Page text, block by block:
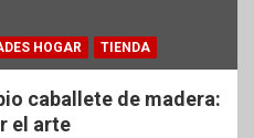
HOGAR TIENDA
caballete de madera:
el arte